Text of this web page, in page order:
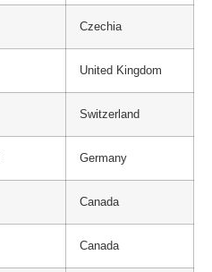
Czechia
United Kingdom
Switzerland
Germany
Canada
Canada